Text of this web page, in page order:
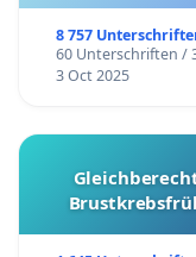
8 757
60 Unterschriften /
3 Oct 2025